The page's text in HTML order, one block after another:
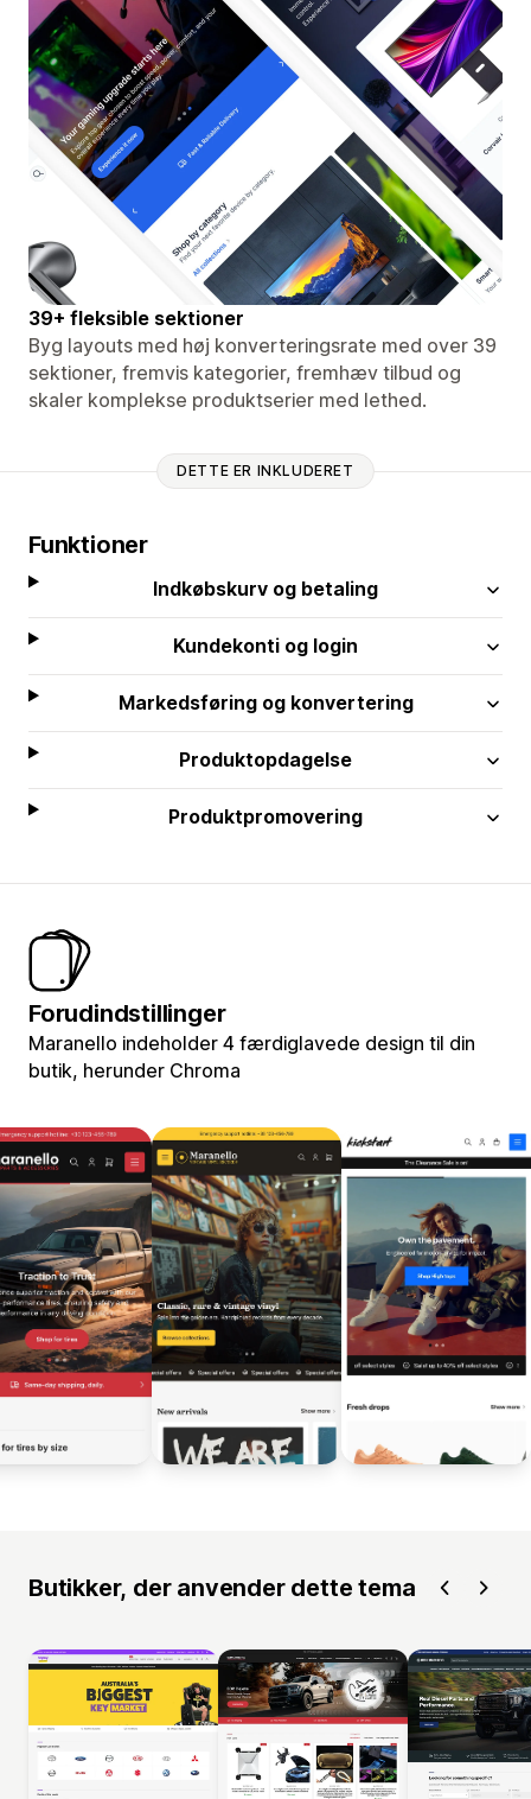
39+ fleksible sektioner
Byg layouts med høj konverteringsrate med over 39
sektioner, fremvis kategorier, fremhæv tilbud og
skaler komplekse produktserier med lethed.
DETTE ER INKLUDERET
Funktioner
Indkøbskurv og betaling
Kundekonti og login
Markedsføring og konvertering
Produktopdagelse
Produktpromovering
Forudindstillinger
Maranello indeholder 4 færdiglavede design til din
butik, herunder Chroma
Butikker, der anvender dette tema